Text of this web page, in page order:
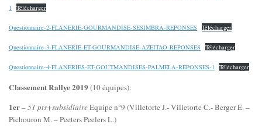
1
Télécharger
Questionnaire-2-FLANERIE-GOURMANDISE-SESIMBRA-REPONSES Télécharger
Questionnaire-3-FLANERIE-ET-GOURMANDISE-AZEITAO-REPONSES Télécharger
Questionnaire-4-FLANERIES-ET-GOUTMANDISES-PALMELA-REPONSES-1 Télécharger
Classement Rallye 2019(10 équipes):
1er–51 pts+subsidiaireEquipe n°9 (Villetorte J.- Villetorte C.- Berger E. –
Pichouron M. – Peeters Peelers L.)